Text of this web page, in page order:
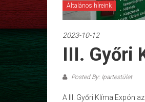
Általános híreink
2023-10-12
III. Győri
Posted By: Ipartestület
A III. Győri Klíma Expón